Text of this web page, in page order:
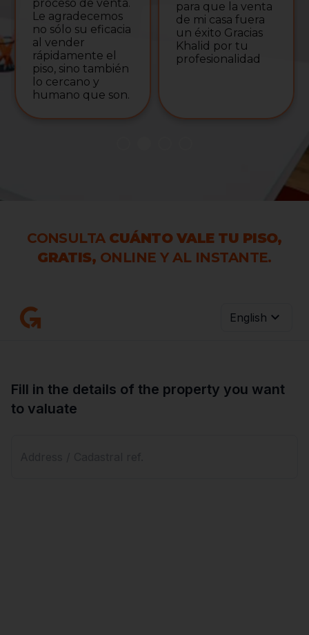
proceso de venta.
Le agradecemos
no sólo su eficacia
al vender
rápidamente el
piso, sino también
lo cercano y
humano que son.
para que la venta
de mi casa fuera
un éxito Gracias
Khalid por tu
profesionalidad